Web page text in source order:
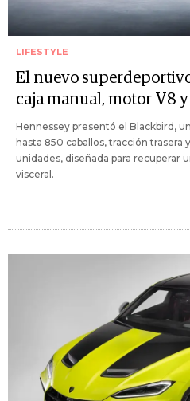
LIFESTYLE
El nuevo
caja manual, motor V8
Hennessey presentó el Blackbird,
hasta 850 caballos, tracción trasera
unidades, diseñada para recuperar
visceral.